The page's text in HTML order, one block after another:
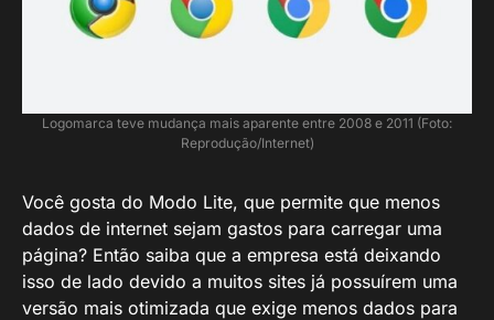
Logomarca teve mudança mais aparente entre 2008 e 2011 (Foto:
Reprodução/Internet)
Você gosta do Modo Lite, que permite que menos
dados de internet sejam gastos para carregar uma
página? Então saiba que a empresa está deixando
isso de lado devido a muitos sites já possuírem uma
versão mais otimizada que exige menos dados para